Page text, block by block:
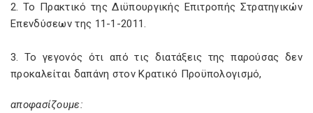
2. Το Πρακτικό της Διϋπουργικής Επιτροπής Στρατηγικών
Επενδύσεων της 11-1-2011.
3. Το γεγονός ότι από τις διατάξεις της παρούσας δεν
προκαλείται δαπάνη στον Κρατικό Προϋπολογισμό,
αποφασίζουμε: